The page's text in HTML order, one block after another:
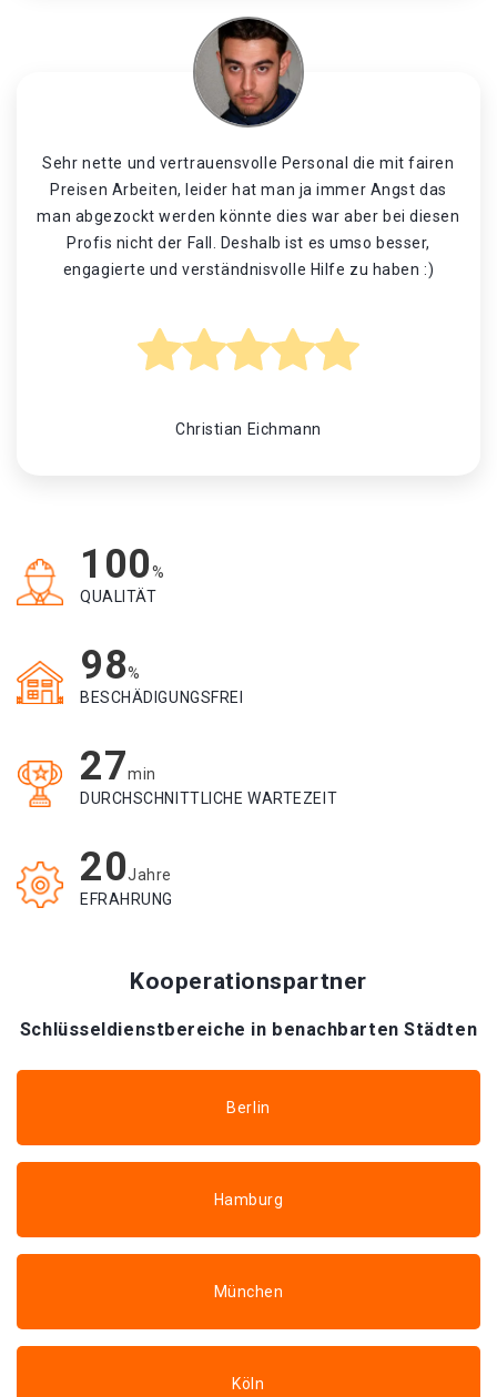
Sehr nette und vertrauensvolle Personal die mit fairen
Preisen Arbeiten, leider hat man ja immer Angst das
man abgezockt werden könnte dies war aber bei diesen
Profis nicht der Fall. Deshalb ist es umso besser,
engagierte und verständnisvolle Hilfe zu haben :)
Christian Eichmann
100%
QUALITÄT
98%
BESCHÄDIGUNGSFREI
27min
DURCHSCHNITTLICHE WARTEZEIT
20Jahre
EFRAHRUNG
Kooperationspartner
Schlüsseldienstbereiche in benachbarten Städten
Berlin
Hamburg
München
Köln